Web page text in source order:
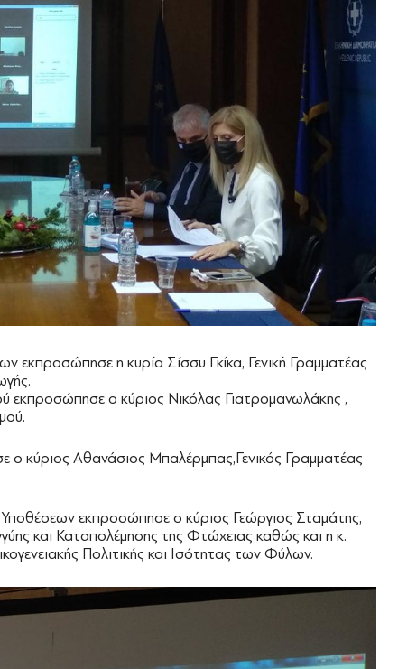
εκπροσώπησε η κυρία Σίσσυ Γκίκα, Γενική Γραμματέας
εκπροσώπησε ο κύριος Νικόλας Γιατρομανωλάκης ,
κύριος Αθανάσιος Μπαλέρμπας,Γενικός Γραμματέας
εκπροσώπησε ο κύριος Γεώργιος Σταμάτης,
και Καταπολέμησης της Φτώχειας καθώς και η κ.
Πολιτικής και Ισότητας των Φύλων.